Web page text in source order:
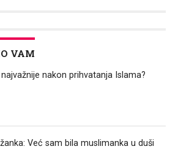
VAM
nakon prihvatanja Islama?
Već sam bila muslimanka u duši